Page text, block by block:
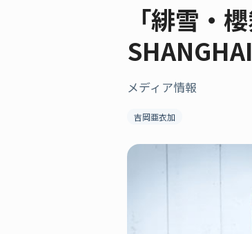
「緋雪・
SHANGHAI
メディア情報
吉岡亜衣加